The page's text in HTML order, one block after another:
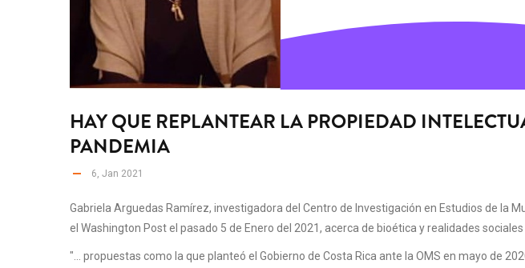
HAY QUE REPLANTEAR LA PROPIEDAD
PANDEMIA
6, Jan 2021
Gabriela Arguedas Ramírez, investigadora del Centro de Investigación en Estudios de la
el Washington Post el pasado 5 de Enero del 2021, acerca de bioética y realidades
"... propuestas como la que planteó el Gobierno de Costa Rica ante la OMS en mayo de